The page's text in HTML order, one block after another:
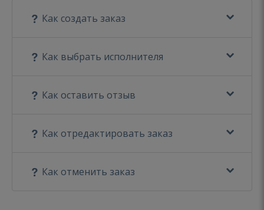
Как создать заказ
Как выбрать исполнителя
Как оставить отзыв
Как отредактировать заказ
Как отменить заказ